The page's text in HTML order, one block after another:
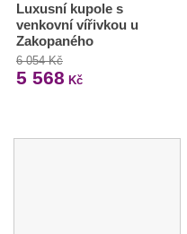
Luxusní kupole s
venkovní vířivkou u
Zakopaného
6 054 Kč
5 568 Kč